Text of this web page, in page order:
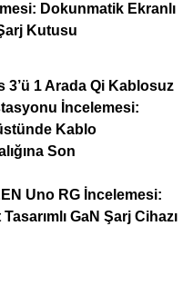
Dokunmatik Ekranlı
Kutusu
3’ü 1 Arada Qi Kablosuz
İncelemesi:
Kablo
Son
Uno RG İncelemesi:
GaN Şarj Cihazı